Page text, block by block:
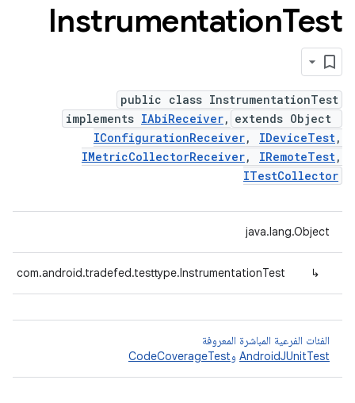
InstrumentationTest
public class InstrumentationTest
extends Object
implements IAbiReceiver,
IConfigurationReceiver, IDeviceTest,
IMetricCollectorReceiver, IRemoteTest,
ITestCollector
java.lang.Object
↳
com.android.tradefed.testtype.InstrumentationTest
الفئات الفرعية المباشرة المعروفة
AndroidJUnitTest وCodeCoverageTest